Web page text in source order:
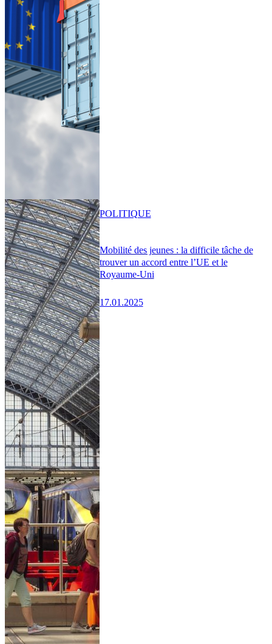
Mobilité des jeunes : la difficile tâche de
trouver un accord entre l’UE et le
Royaume-Uni
17.01.2025
POLITIQUE